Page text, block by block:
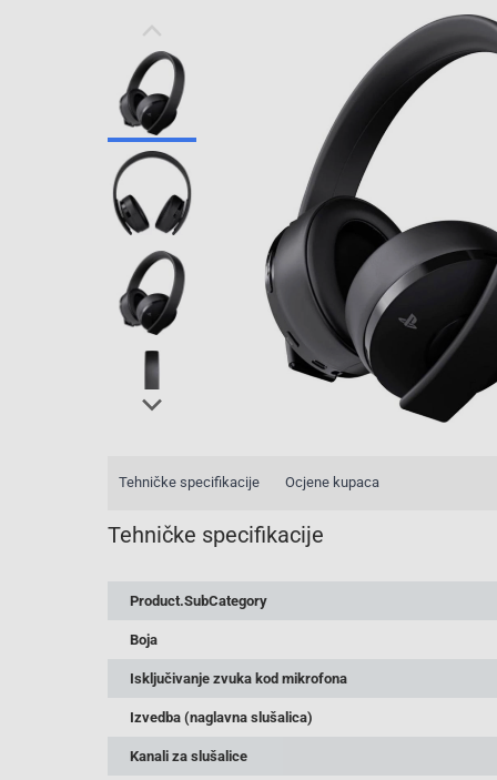
Tehničke specifikacije Ocjene kupaca
Tehničke specifikacije
Product.SubCategory
Boja
Isključivanje zvuka kod mikrofona
Izvedba (naglavna slušalica)
Kanali za slušalice